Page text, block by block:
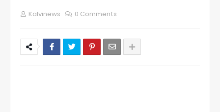
Kalvinews 0 Comments